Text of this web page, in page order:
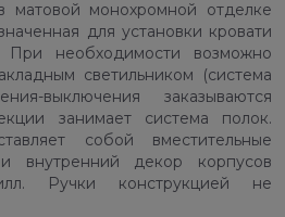
матовой монохромной отделке
для установки кровати
необходимости возможно
светильником (система
выключения заказываются
занимает система полок.
собой вместительные
внутренний декор корпусов
Ручки конструкцией не